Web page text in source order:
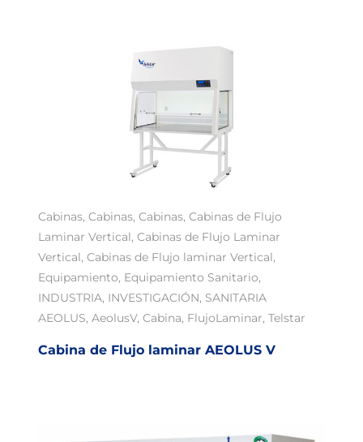
Cabinas, Cabinas, Cabinas, Cabinas de Flujo
Laminar Vertical, Cabinas de Flujo Laminar
Vertical, Cabinas de Flujo laminar Vertical,
Equipamiento, Equipamiento Sanitario,
INDUSTRIA, INVESTIGACIÓN, SANITARIA
AEOLUS, AeolusV, Cabina, FlujoLaminar, Telstar
Cabina de Flujo laminar AEOLUS V